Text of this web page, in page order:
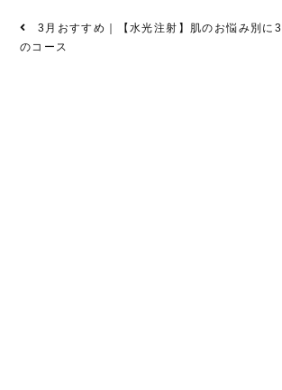
3月おすすめ｜【水光注射】肌のお悩み別に
のコース